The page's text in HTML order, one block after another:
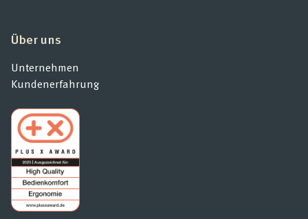
Über uns
Unternehmen
Kundenerfahrung